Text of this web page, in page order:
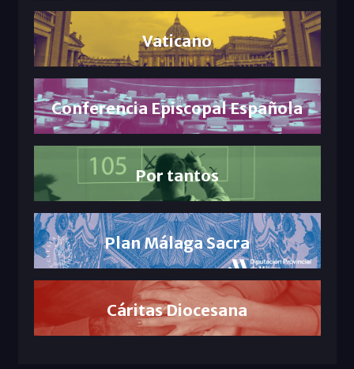
Vaticano
Conferencia Episcopal Española
Por tantos
Plan Málaga Sacra
Cáritas Diocesana